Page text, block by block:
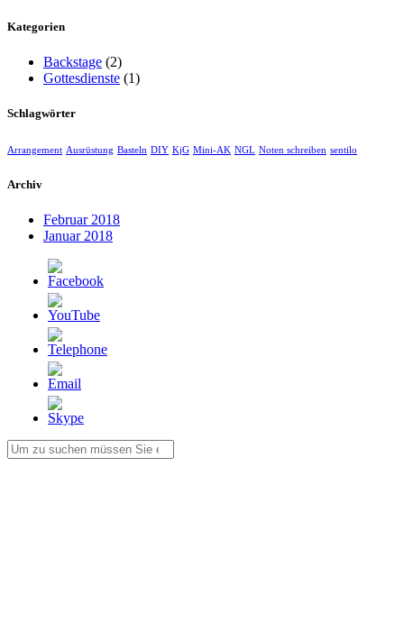
Kategorien
Backstage (2)
Gottesdienste (1)
Schlagwörter
Arrangement Ausrüstung Basteln DIY KjG Mini-AK NGL Noten schreiben sentilo
Archiv
Februar 2018
Januar 2018